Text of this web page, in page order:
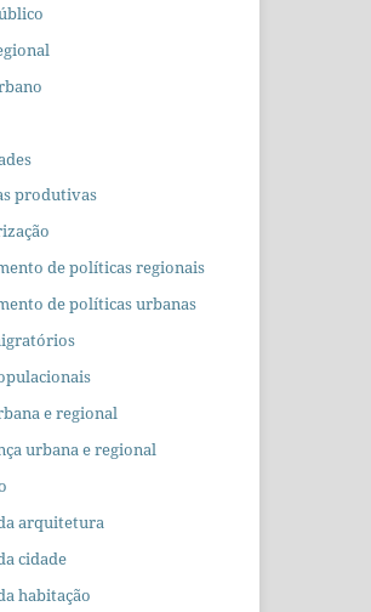
produtivas
de políticas regionais
de políticas urbanas
e regional
urbana e regional
arquitetura
cidade
habitação